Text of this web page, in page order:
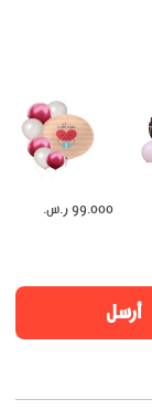
99.000 ر.س.
أرسل